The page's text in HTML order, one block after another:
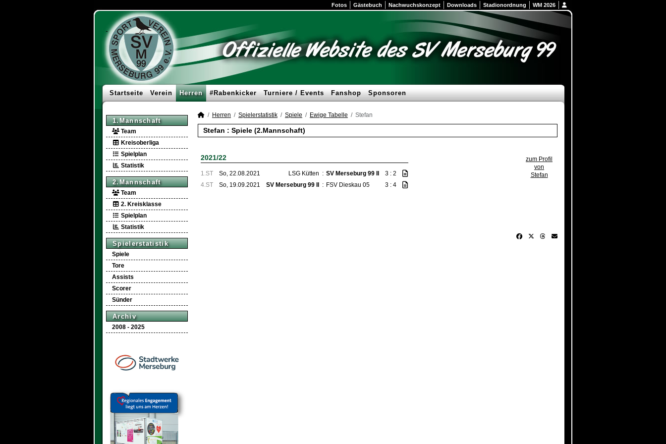
Fotos Gästebuch Nachwuchskonzept Downloads Stadionordnung WM 2026
Startseite Verein Herren #Rabenkicker Turniere / Events Fanshop Sponsoren
1.Mannschaft
Team
Kreisoberliga
Spielplan
Statistik
2.Mannschaft
Team
2. Kreisklasse
Spielplan
Statistik
Spielerstatistik
Spiele
Tore
Assists
Scorer
Sünder
Archiv
2008 - 2025
Herren Spielerstatistik Spiele Ewige Tabelle Stefan
Stefan : Spiele (2.Mannschaft)
zum Profil
von
Stefan
2021/22
1.ST So, 22.08.2021 LSG Kütten : SV Merseburg 99 II
3 : 2
4.ST
So, 19.09.2021 SV Merseburg 99 II : FSV Dieskau 05 3 : 4